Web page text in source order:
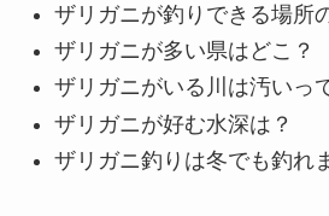
ザリガニが釣りできる場所
ザリガニが多い県はどこ？
ザリガニがいる川は汚いっ
ザリガニが好む水深は？
ザリガニ釣りは冬でも釣れ